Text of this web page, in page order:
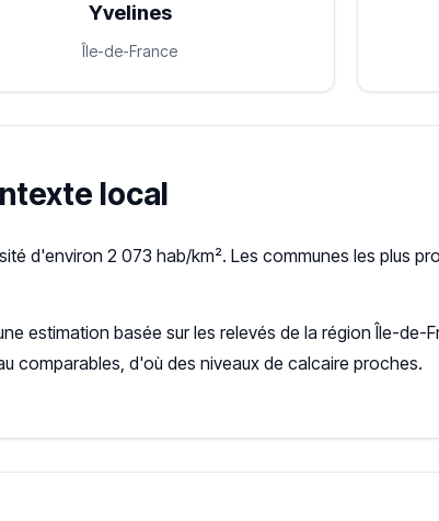
Yvelines
Île-de-France
local
d'environ 2 073 hab/km². Les communes les plus
estimation basée sur les relevés de la région Île-de-
comparables, d'où des niveaux de calcaire proches.